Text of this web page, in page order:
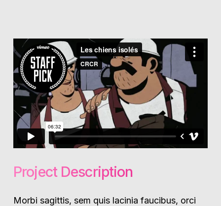
Project Description
Morbi sagittis, sem quis lacinia faucibus, orci